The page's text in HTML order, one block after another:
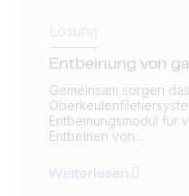
Lösung
Entbeinung von
Gemeinsam sorgen
Entbeinungsmodul für
Entbeinen von...
Weiterlesen